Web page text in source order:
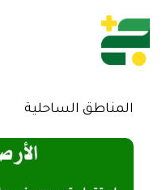
المناطق الساحلية